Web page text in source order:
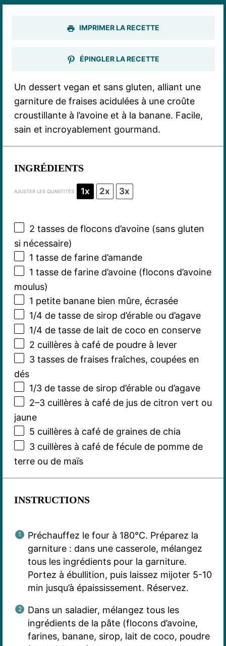
IMPRIMER LA RECETTE
ÉPINGLER LA RECETTE
Un dessert vegan et sans gluten, alliant une
garniture de fraises acidulées à une croûte
croustillante à l’avoine et à la banane. Facile,
sain et incroyablement gourmand.
INGRÉDIENTS
AJUSTER LES QUANTITÉS 1x 2x 3x
2 tasses de flocons d’avoine (sans gluten
si nécessaire)
1 tasse de farine d’amande
1 tasse de farine d’avoine (flocons d’avoine
moulus)
1 petite banane bien mûre, écrasée
1/4 de tasse de sirop d’érable ou d’agave
1/4 de tasse de lait de coco en conserve
2 cuillères à café de poudre à lever
3tasses de fraises fraîches, coupées en
dés
1/3de tasse de sirop d’érable ou d’agave
2–3cuillères à café de jus de citron vert ou
jaune
5 cuillères à café de graines de chia
3cuillères à café de fécule de pomme de
terre ou de maïs
INSTRUCTIONS
Préchauffez le four à 180°C. Préparez la
garniture : dans une casserole, mélangez
tous les ingrédients pour la garniture.
Portez à ébullition, puis laissez mijoter 5-10
min jusqu’à épaississement. Réservez.
Dans un saladier, mélangez tous les
ingrédients de la pâte (flocons d’avoine,
farines, banane, sirop, lait de coco, poudre